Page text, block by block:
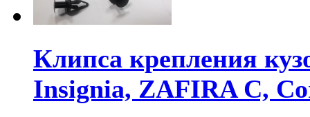
Клипса крепления
Insignia, ZAFIRA C,